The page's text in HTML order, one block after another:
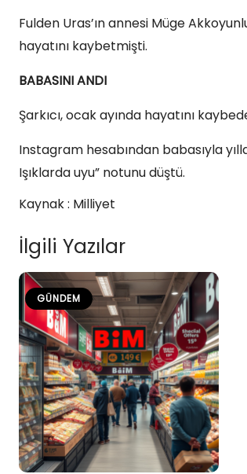
Fulden Uras’ın annesi Müge
hayatını kaybetmişti.
BABASINI ANDI
Şarkıcı, ocak ayında hayatını
Instagram hesabından babasıyla
Işıklarda uyu” notunu düştü.
Kaynak : Milliyet
İlgili Yazılar
GÜNDEM